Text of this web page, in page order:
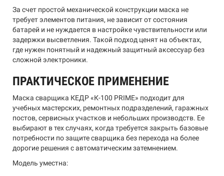
За счет простой механической конструкции маска не
требует элементов питания, не зависит от состояния
батарей и не нуждается в настройке чувствительности или
задержки высветления. Такой подход ценят на объектах,
где нужен понятный и надежный защитный аксессуар без
сложной электроники.
ПРАКТИЧЕСКОЕ ПРИМЕНЕНИЕ
Маска сварщика КЕДР «К-100 PRIME» подходит для
учебных мастерских, ремонтных подразделений, гаражных
постов, сервисных участков и небольших производств. Ее
выбирают в тех случаях, когда требуется закрыть базовые
потребности по защите сварщика без перехода на более
дорогие решения с автоматическим затемнением.
Модель уместна: